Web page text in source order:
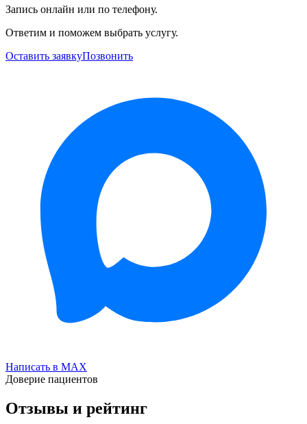
Запись онлайн или по телефону.
Ответим и поможем выбрать услугу.
Оставить заявкуПозвонить
Написать в MAX
Доверие пациентов
Отзывы и рейтинг